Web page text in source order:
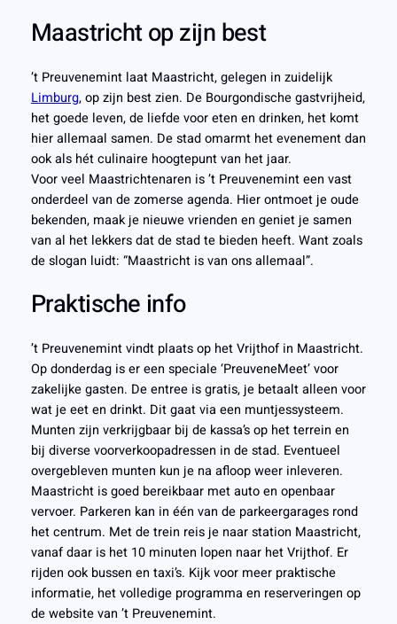
Maastricht op zijn best
’t Preuvenemint laat Maastricht, gelegen in zuidelijk
Limburg, op zijn best zien. De Bourgondische gastvrijheid,
het goede leven, de liefde voor eten en drinken, het komt
hier allemaal samen. De stad omarmt het evenement dan
ook als hét culinaire hoogtepunt van het jaar.
Voor veel Maastrichtenaren is ’t Preuvenemint een vast
onderdeel van de zomerse agenda. Hier ontmoet je oude
bekenden, maak je nieuwe vrienden en geniet je samen
van al het lekkers dat de stad te bieden heeft. Want zoals
de slogan luidt: “Maastricht is van ons allemaal”.
Praktische info
’t Preuvenemint vindt plaats op het Vrijthof in Maastricht.
Op donderdag is er een speciale ‘PreuveneMeet’ voor
zakelijke gasten. De entree is gratis, je betaalt alleen voor
wat je eet en drinkt. Dit gaat via een muntjessysteem.
Munten zijn verkrijgbaar bij de kassa’s op het terrein en
bij diverse voorverkoopadressen in de stad. Eventueel
overgebleven munten kun je na afloop weer inleveren.
Maastricht is goed bereikbaar met auto en openbaar
vervoer. Parkeren kan in één van de parkeergarages rond
het centrum. Met de trein reis je naar station Maastricht,
vanaf daar is het 10 minuten lopen naar het Vrijthof. Er
rijden ook bussen en taxi’s. Kijk voor meer praktische
informatie, het volledige programma en reserveringen op
de website van ’t Preuvenemint.